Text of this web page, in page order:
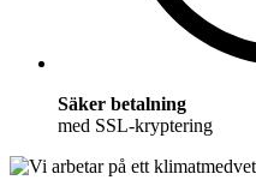
Säker betalning
med SSL-kryptering